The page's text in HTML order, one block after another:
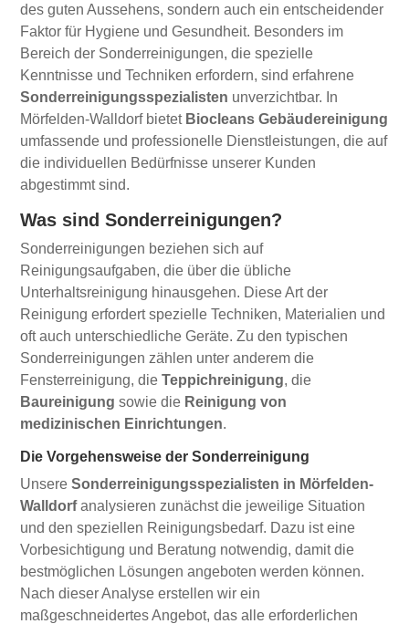
des guten Aussehens, sondern auch ein entscheidender
Faktor für Hygiene und Gesundheit. Besonders im
Bereich der Sonderreinigungen, die spezielle
Kenntnisse und Techniken erfordern, sind erfahrene
Sonderreinigungsspezialisten unverzichtbar. In
Mörfelden-Walldorf bietet Biocleans Gebäudereinigung
umfassende und professionelle Dienstleistungen, die auf
die individuellen Bedürfnisse unserer Kunden
abgestimmt sind.
Was sind Sonderreinigungen?
Sonderreinigungen beziehen sich auf
Reinigungsaufgaben, die über die übliche
Unterhaltsreinigung hinausgehen. Diese Art der
Reinigung erfordert spezielle Techniken, Materialien und
oft auch unterschiedliche Geräte. Zu den typischen
Sonderreinigungen zählen unter anderem die
Fensterreinigung, dieTeppichreinigung, die
Baureinigung sowie die Reinigung von
medizinischen Einrichtungen.
Die Vorgehensweise der Sonderreinigung
UnsereSonderreinigungsspezialisten in Mörfelden-
Walldorfanalysieren zunächst die jeweilige Situation
und den speziellen Reinigungsbedarf. Dazu ist eine
Vorbesichtigung und Beratung notwendig, damit die
bestmöglichen Lösungen angeboten werden können.
Nach dieser Analyse erstellen wir ein
maßgeschneidertes Angebot, das alle erforderlichen